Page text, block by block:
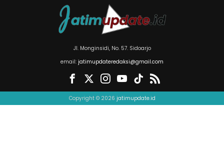
Jl. Monginsidi, No. 57. Sidoarjo
email: jatimupdateredaksi@gmail.com
Copyright © 2026 jatimupdate.id